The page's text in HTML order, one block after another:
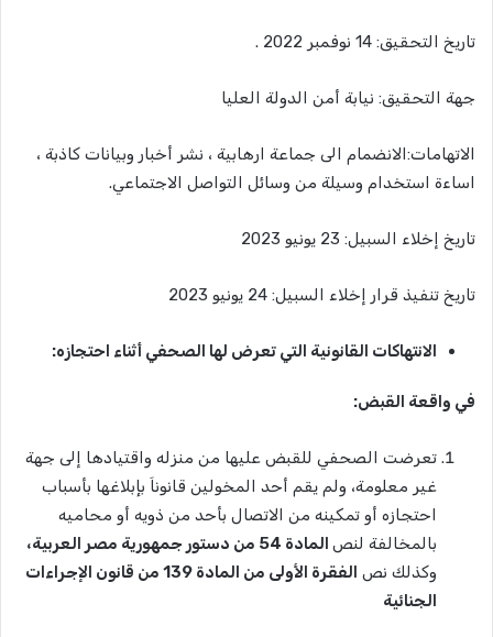
تاريخ التحقيق: 14 نوفمبر 2022 .
جهة التحقيق: نيابة أمن الدولة العليا
الاتهامات:الانضمام الى جماعة ارهابية ، نشر أخبار وبيانات كاذبة ،
اساءة استخدام وسيلة من وسائل التواصل الاجتماعي.
تاريخ إخلاء السبيل: 23 يونيو 2023
تاريخ تنفيذ قرار إخلاء السبيل: 24 يونيو 2023
الانتهاكات القانونية التي تعرض لها الصحفي أثناء احتجازه:
في واقعة القبض:
تعرضت الصحفي للقبض عليها من منزله واقتيادها إلى جهة
غير معلومة، ولم يقم أحد المخولين قانوناَ بإبلاغها بأسباب
احتجازه أو تمكينه من الاتصال بأحد من ذويه أو محاميه
بالمخالفة لنص المادة 54 من دستور جمهورية مصر العربية
،
وكذلك نص
الفقرة الأولى من المادة 139 من قانون الإجراءات
الجنائية